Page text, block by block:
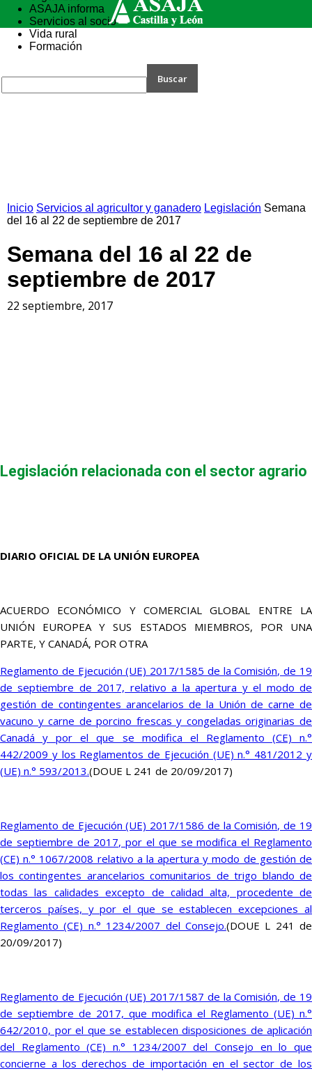
ASAJA informa
Servicios al socio
Vida rural
Formación
Inicio Servicios al agricultor y ganadero Legislación Semana
del 16 al 22 de septiembre de 2017
Semana del 16 al 22 de
septiembre de 2017
22 septiembre, 2017
Legislación relacionada con el sector agrario
DIARIO OFICIAL DE LA UNIÓN EUROPEA
ACUERDO ECONÓMICO Y COMERCIAL GLOBAL ENTRE LA
UNIÓN EUROPEA Y SUS ESTADOS MIEMBROS, POR UNA
PARTE, Y CANADÁ, POR OTRA
Reglamento de Ejecución (UE) 2017/1585 de la Comisión, de 19
de septiembre de 2017, relativo a la apertura y el modo de
gestión de contingentes arancelarios de la Unión de carne de
vacuno y carne de porcino frescas y congeladas originarias de
Canadá y por el que se modifica el Reglamento (CE) n.°
442/2009 y los Reglamentos de Ejecución (UE) n.° 481/2012 y
(UE) n.° 593/2013.(DOUE L 241 de 20/09/2017)
Reglamento de Ejecución (UE) 2017/1586 de la Comisión, de 19
de septiembre de 2017, por el que se modifica el Reglamento
(CE) n.° 1067/2008 relativo a la apertura y modo de gestión de
los contingentes arancelarios comunitarios de trigo blando de
todas las calidades excepto de calidad alta, procedente de
terceros países, y por el que se establecen excepciones al
Reglamento (CE) n.° 1234/2007 del Consejo.(DOUE L 241 de
20/09/2017)
Reglamento de Ejecución (UE) 2017/1587 de la Comisión, de 19
de septiembre de 2017, que modifica el Reglamento (UE) n.°
642/2010, por el que se establecen disposiciones de aplicación
del Reglamento (CE) n.° 1234/2007 del Consejo en lo que
concierne a los derechos de importación en el sector de los